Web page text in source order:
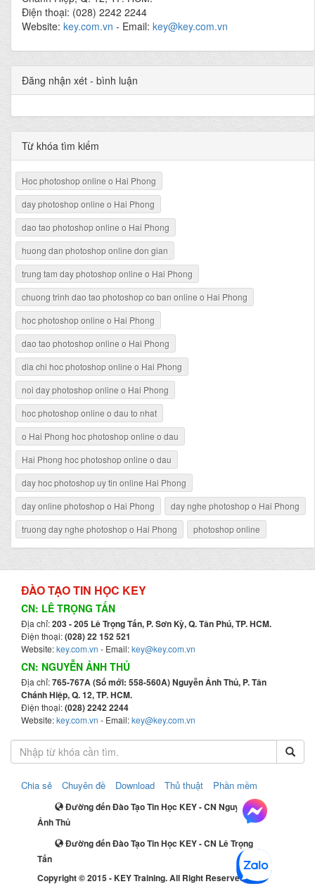
Điện thoại: (028) 2242 2244
Website: key.com.vn - Email: key@key.com.vn
Đăng nhận xét - bình luận
Từ khóa tìm kiếm
Hoc photoshop online o Hai Phong
day photoshop online o Hai Phong
dao tao photoshop online o Hai Phong
huong dan photoshop online don gian
trung tam day photoshop online o Hai Phong
chuong trinh dao tao photoshop co ban online o Hai Phong
hoc photoshop online o Hai Phong
dao tao photoshop online o Hai Phong
dia chi hoc photoshop online o Hai Phong
noi day photoshop online o Hai Phong
hoc photoshop online o dau to nhat
o Hai Phong hoc photoshop online o dau
Hai Phong hoc photoshop online o dau
day hoc photoshop uy tin online Hai Phong
day online photoshop o Hai Phong
day nghe photoshop o Hai Phong
truong day nghe photoshop o Hai Phong
photoshop online
ĐÀO TẠO TIN HỌC KEY
CN: LÊ TRỌNG TẤN
Địa chỉ:203 - 205 Lê Trọng Tấn, P. Sơn Kỳ, Q. Tân Phú, TP. HCM.
Điện thoại:(028) 22 152 521
Website:key.com.vn - Email:key@key.com.vn
CN: NGUYỄN ẢNH THỦ
Địa chỉ:765-767A (Số mới: 558-560A) Nguyễn Ảnh Thủ, P. Tân
Chánh Hiệp, Q. 12, TP. HCM.
Điện thoại:(028) 2242 2244
Website:key.com.vn - Email:key@key.com.vn
Chia sẻ Chuyên đề Download Thủ thuật Phần mềm
Đường đến Đào Tạo Tin Học KEY - CN Nguyễn
Ảnh Thủ
Đường đến Đào Tạo Tin Học KEY - CN Lê Trọng
Tấn
Copyright © 2015 - KEY Training. All Right Reserved.